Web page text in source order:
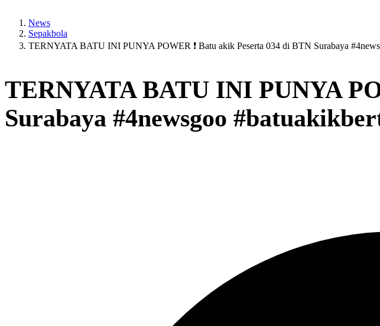
News
Sepakbola
TERNYATA BATU INI PUNYA POWER ❗ Batu akik Peserta 034 di BTN Surabaya
TERNYATA BATU INI PUNYA
Surabaya #4newsgoo